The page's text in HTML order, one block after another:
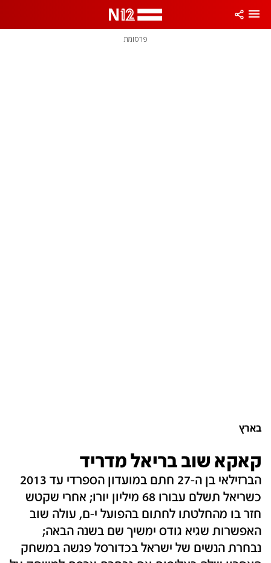
פרסומת
בארץ
קאקא שוב בריאל מדריד
הברזילאי בן ה-27 חתם במועדון הספרדי עד 2013
כשריאל תשלם עבורו 68 מיליון יורו; אחרי שקטש
חזר בו מהחלטתו לחתום בהפועל י-ם, עולה שוב
האפשרות שגיא גודס ימשיך שם בשנה הבאה;
נבחרת הנשים של ישראל בכדורסל פגשה במשחק